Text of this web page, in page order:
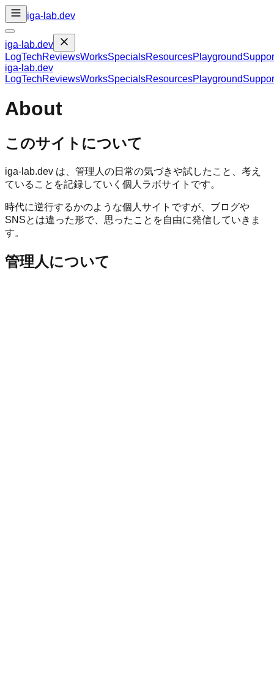
iga-lab.dev
iga-lab.dev
LogTechReviewsWorksSpecialsResourcesPlayground
iga-lab.dev
LogTechReviewsWorksSpecialsResourcesPlayground
About
このサイトについて
iga-lab.dev は、管理人の日常の気づきや試したこと、考え
ていることを記録していく個人ラボサイトです。
時代に逆行するかのような個人サイトですが、ブログや
SNSとは違った形で、思ったことを自由に発信していきま
す。
管理人について